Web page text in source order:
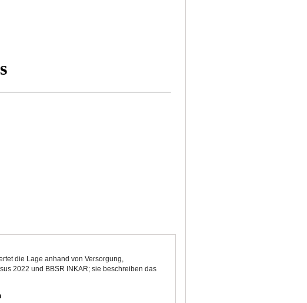
die Lage anhand von Versorgung,
2022 und BBSR INKAR; sie beschreiben das